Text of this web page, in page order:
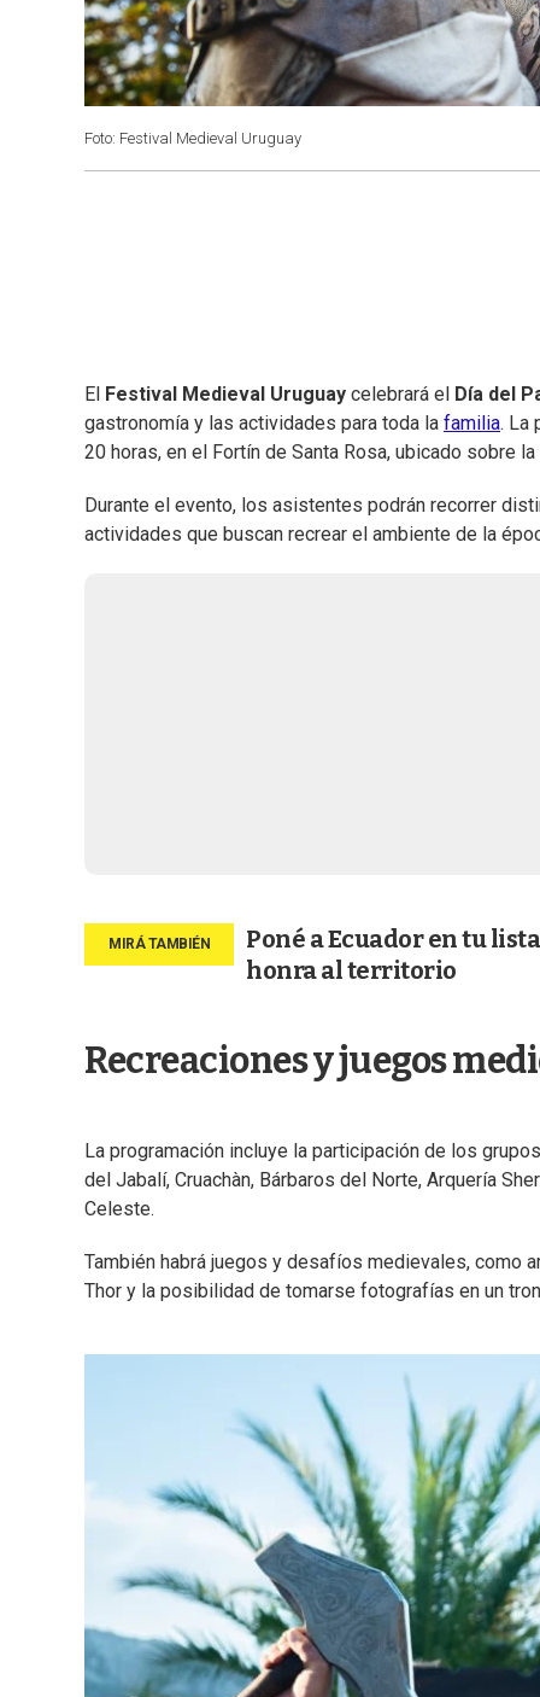
Foto: Festival Medieval Uruguay
El Festival Medieval Uruguay celebrará el Día del
gastronomía y las actividades para toda la familia. La
20 horas, en el Fortín de Santa Rosa, ubicado sobre
Durante el evento, los asistentes podrán recorrer
actividades que buscan recrear el ambiente de la
Poné a Ecuador en tu
honra al territorio
Recreaciones y juegos
La programación incluye la participación de los
del Jabalí, Cruachàn, Bárbaros del Norte, Arquería
Celeste.
También habrá juegos y desafíos medievales, como
Thor y la posibilidad de tomarse fotografías en un